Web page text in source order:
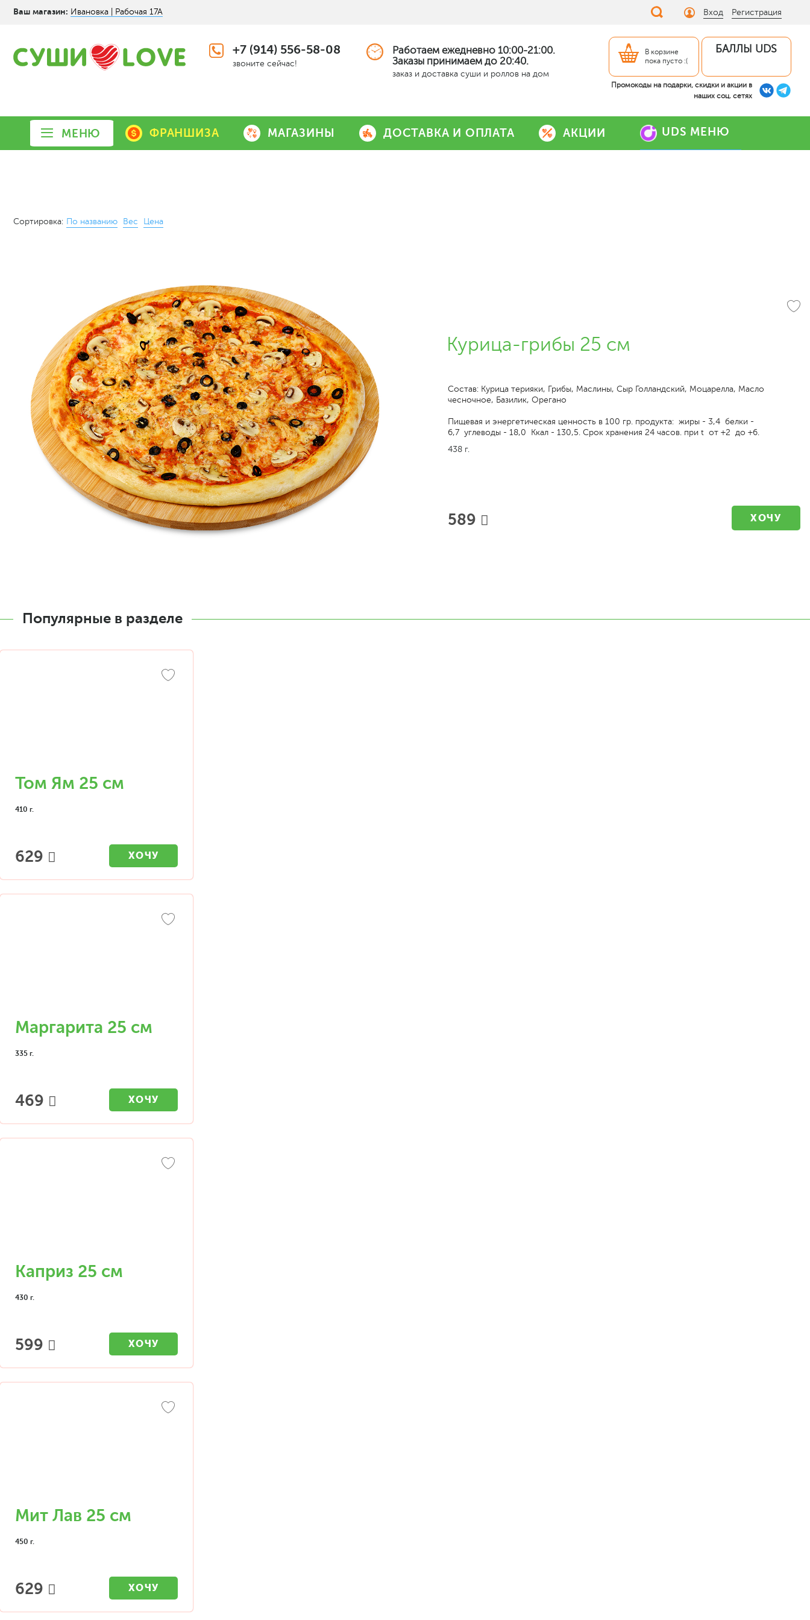
Ваш магазин: Ивановка | Рабочая 17А Вход Регистрация
+7 (914) 556-58-08
звоните сейчас!
Работаем ежедневно 10:00-21:00.
Заказы принимаем до 20:40.
заказ и доставка суши и роллов на дом
В корзине
пока пусто :(
БАЛЛЫ UDS
Промокоды на подарки, скидки и акции в
наших соц. сетях
МЕНЮ ФРАНШИЗА МАГАЗИНЫ ДОСТАВКА И ОПЛАТА АКЦИИ UDS МЕНЮ
Сортировка: По названию Вес Цена
Курица-грибы 25 см
Состав: Курица терияки, Грибы, Маслины, Сыр Голландский, Моцарелла, Масло
чесночное, Базилик, Орегано
Пищевая и энергетическая ценность в 100 гр. продукта: жиры - 3,4 белки -
6,7 углеводы - 18,0 Ккал - 130,5. Срок хранения 24 часов. при t от +2 до +6.
438 г.
589 ХОЧУ
Популярные в разделе
Том Ям 25 см
410 г.
629 ХОЧУ
Маргарита 25 см
335 г.
469 ХОЧУ
Каприз 25 см
430 г.
599 ХОЧУ
Мит Лав 25 см
450 г.
629 ХОЧУ